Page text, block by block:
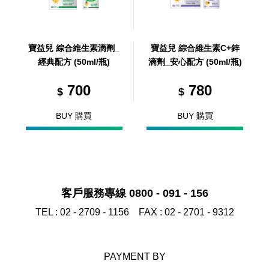
寶益兒 綜合維生素滴劑_
經典配方 (50ml/瓶)
$700
BUY 購買
寶益兒 綜合維生素C+鋅
滴劑_安心配方 (50ml/瓶)
$780
BUY 購買
客戶服務專線 0800 - 091 - 156
TEL : 02 - 2709 - 1156 FAX : 02 - 2701 - 9312
PAYMENT BY